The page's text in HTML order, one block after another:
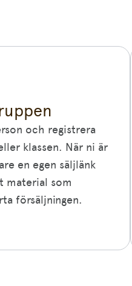
och registrera
klassen. När ni är
en egen säljlänk
material som
försäljningen.